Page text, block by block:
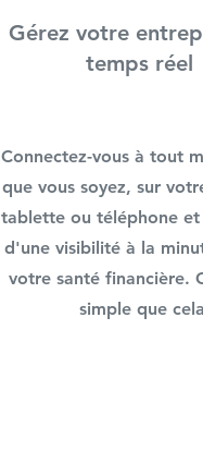
Gérez votre
temps réel
Connectez-vous à tout
que vous soyez, sur
tablette ou téléphone
d'une visibilité à la
votre santé financière.
simple que